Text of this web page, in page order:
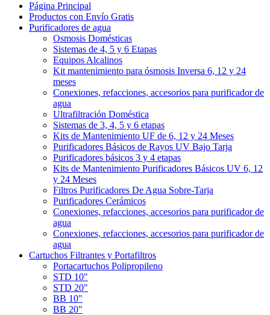
Página Principal
Productos con Envío Gratis
Purificadores de agua
Osmosis Domésticas
Sistemas de 4, 5 y 6 Etapas
Equipos Alcalinos
Kit mantenimiento para ósmosis Inversa 6, 12 y 24
meses
Conexiones, refacciones, accesorios para purificador de
agua
Ultrafiltración Doméstica
Sistemas de 3, 4, 5 y 6 etapas
Kits de Mantenimiento UF de 6, 12 y 24 Meses
Purificadores Básicos de Rayos UV Bajo Tarja
Purificadores básicos 3 y 4 etapas
Kits de Mantenimiento Purificadores Básicos UV 6, 12
y 24 Meses
Filtros Purificadores De Agua Sobre-Tarja
Purificadores Cerámicos
Conexiones, refacciones, accesorios para purificador de
agua
Conexiones, refacciones, accesorios para purificador de
agua
Cartuchos Filtrantes y Portafiltros
Portacartuchos Polipropileno
STD 10"
STD 20"
BB 10"
BB 20"